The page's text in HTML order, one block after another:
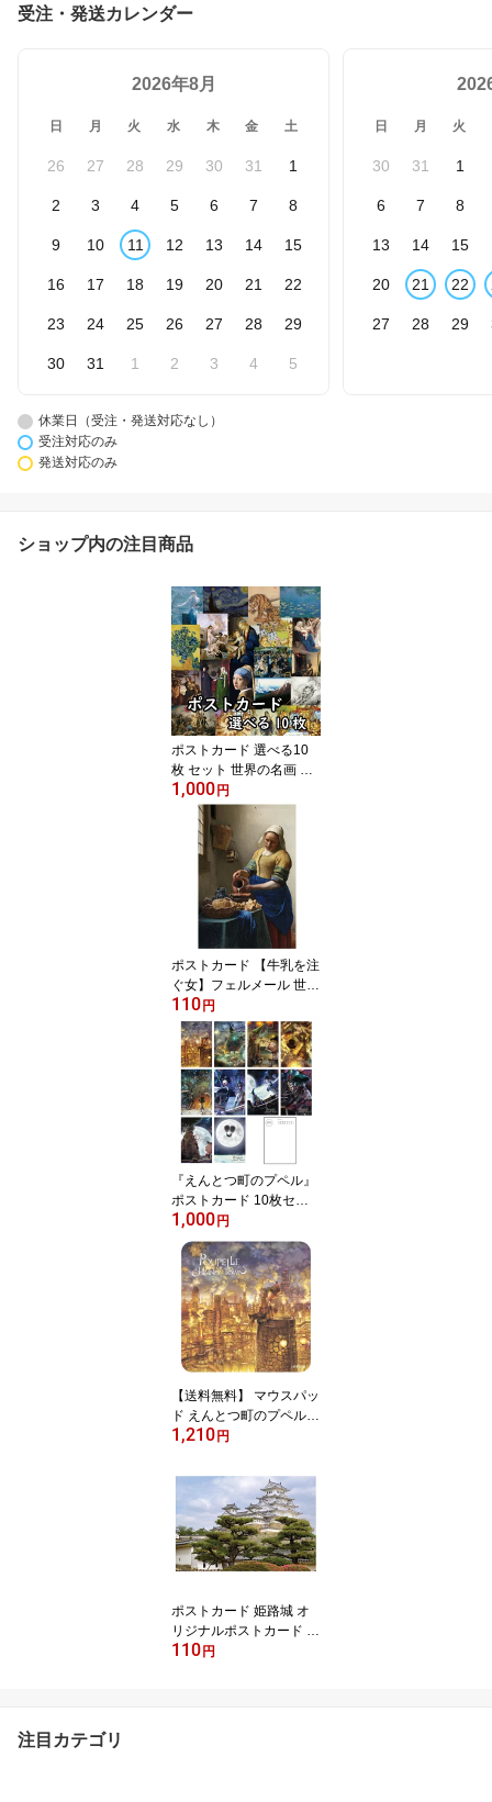
受注・発送カレンダー
2026年8月
日 月 火 水 木 金 土
26 27 28 29 30 31 1
2 3 4 5 6 7 8
9 10 11 12 13 14 15
16 17 18 19 20 21 22
23 24 25 26 27 28 29
30 31 1 2 3 4 5
日 月 火
30 31 1
6 7 8
13 14 15
20 21 22
27 28 29
休業日（受注・発送対応なし）
受注対応のみ
発送対応のみ
ショップ内の注目商品
ポストカード 選べる10
枚 セット 世界の名画 ア
ート インテリア 1000円
(ヴァルキリーの不寝番
真珠の耳飾りの少女 睡蓮
虎図 星月夜 民衆を導く
自由の女神 聖母子 パラ
スとケンタウロス アルノ
ルフィーニ夫妻 ムーラン
ドラギャレットの舞踏会
龍興而致雲 他)
1,000円
ポストカード 【牛乳を注
ぐ女】フェルメール 世界
の名画 オランダ オリジ
ナルポストカード 絵画
アート 油絵 おしゃれ 絵
はがき 絵ハガキ ポスカ
鑑賞 展示 メッセージカ
ード グリーティングカー
ド 挨拶・お礼状 フェル
メール 名画 インテリア
贈り物 プレゼント
110円
『えんとつ町のプペル』
ポストカード 10枚セッ
ト 映画 アート おしゃれ
かわいい 可愛い 絵葉書
絵ハガキ 絵はがき 葉書
き 紙 メッセージ グリー
ティングカード インテリ
ア 絵本 挨拶状 鑑賞 ギフ
ト プレゼント
1,000円
【送料無料】 マウスパッ
ド えんとつ町のプペル
西野亮廣 オリジナル パ
い 大型 可愛い オシャ
レ キャラクター
1,210円
ポストカード 姫路城 オ
リジナルポストカード お
城 城 グリーティングカ
110円
注目カテゴリ